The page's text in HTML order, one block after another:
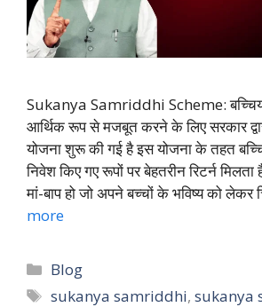
Sukanya Samriddhi Scheme:
आर्थिक रूप से मजबूत करने के लिए सरकार
योजना शुरू की गई है इस योजना के तहत
निवेश किए गए रूपों पर बेहतरीन रिटर्न मिलता
मां-बाप हो जो अपने बच्चों के भविष्य को लेकर
more
Blog
sukanya samriddhi,sukanya